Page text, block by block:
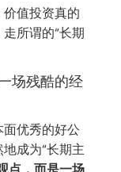
值投资真的
所谓的“长期
场残酷的经
优秀的好公
成为“长期主